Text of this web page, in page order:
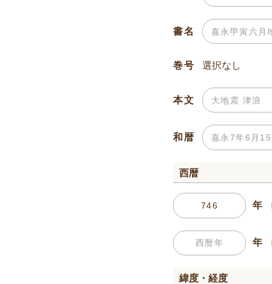
書名
巻号
本文
和暦
西暦
年
年
緯度・経度